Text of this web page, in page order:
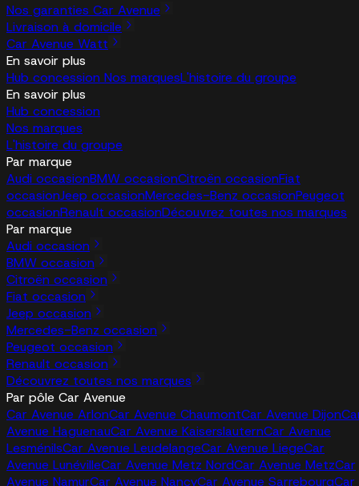
Nos garanties Car Avenue
Livraison à domicile
Car Avenue Watt
En savoir plus
Hub concession Nos marquesL'histoire du groupe
En savoir plus
Hub concession
Nos marques
L'histoire du groupe
Par marque
Audi occasionBMW occasionCitroën occasionFiat
occasionJeep occasionMercedes-Benz occasionPeugeot
occasionRenault occasionDécouvrez toutes nos marques
Par marque
Audi occasion
BMW occasion
Citroën occasion
Fiat occasion
Jeep occasion
Mercedes-Benz occasion
Peugeot occasion
Renault occasion
Découvrez toutes nos marques
Par pôle Car Avenue
Car Avenue ArlonCar Avenue ChaumontCar Avenue Dijon
Avenue HaguenauCar Avenue KaiserslauternCar Avenue
LesménilsCar Avenue LeudelangeCar Avenue LiegeCar
Avenue LunévilleCar Avenue Metz NordCar Avenue MetzCar
Avenue NamurCar Avenue NancyCar Avenue SarrebourgCar